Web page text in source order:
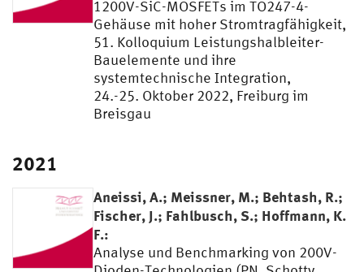
1200V-SiC-MOSFETs im TO247-4-
Gehäuse mit hoher Stromtragfähigkeit,
51. Kolloquium Leistungshalbleiter-
Bauelemente und ihre
systemtechnische Integration,
24.-25. Oktober 2022, Freiburg im
Breisgau
2021
Aneissi, A.; Meissner, M.; Behtash, R.;
Fischer, J.; Fahlbusch, S.; Hoffmann, K.
F.:
Analyse und Benchmarking von 200V-